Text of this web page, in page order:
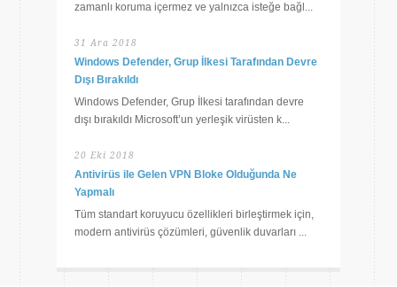
zamanlı koruma içermez ve yalnızca isteğe bağl...
31 Ara 2018
Windows Defender, Grup İlkesi Tarafından Devre
Dışı Bırakıldı
Windows Defender, Grup İlkesi tarafından devre
dışı bırakıldı Microsoft’un yerleşik virüsten k...
20 Eki 2018
Antivirüs ile Gelen VPN Bloke Olduğunda Ne
Yapmalı
Tüm standart koruyucu özellikleri birleştirmek için,
modern antivirüs çözümleri, güvenlik duvarları ...